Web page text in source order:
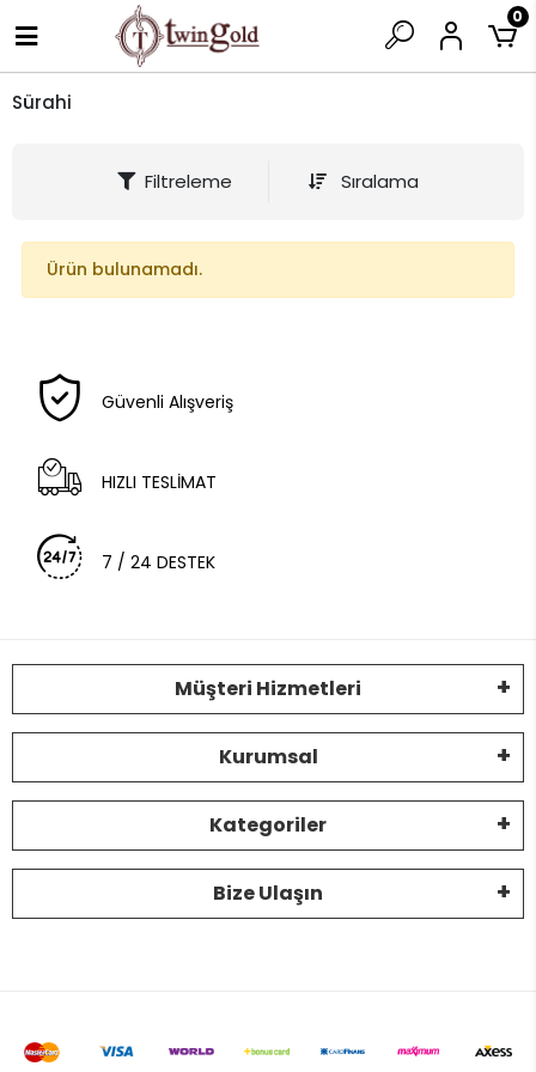
0
Sürahi
Filtreleme Sıralama
Ürün bulunamadı.
Güvenli Alışveriş
HIZLI TESLİMAT
7 / 24 DESTEK
Müşteri Hizmetleri
Kurumsal
Kategoriler
Bize Ulaşın